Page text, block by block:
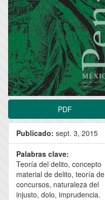
PDF
Publicado: sept. 3, 2015
Palabras clave:
Teoría del delito, concepto
material de delito, teoría de
concursos, naturaleza del
injusto, dolo, imprudencia.